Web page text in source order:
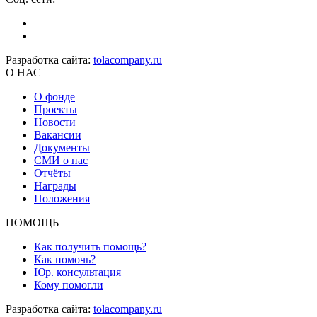
Разработка сайта: tolacompany.ru
О НАС
О фонде
Проекты
Новости
Вакансии
Документы
СМИ о нас
Отчёты
Награды
Положения
ПОМОЩЬ
Как получить помощь?
Как помочь?
Юр. консультация
Кому помогли
Разработка сайта: tolacompany.ru